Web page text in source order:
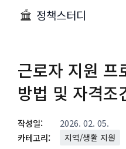
정책스터디
근로자 지원 프
방법 및 자격조
작성일:
2026. 02. 05.
카테고리:
지역/생활 지원